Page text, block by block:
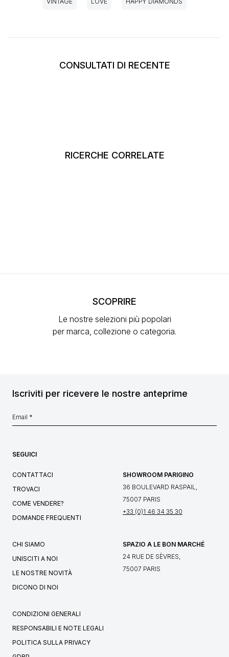
CONSULTATI DI RECENTE
RICERCHE CORRELATE
SCOPRIRE
Le nostre selezioni più popolari
per marca, collezione o categoria.
Iscriviti per ricevere le nostre anteprime
SEGUICI
CONTATTACI
TROVACI
COME VENDERE?
DOMANDE FREQUENTI
SHOWROOM PARIGINO
36 BOULEVARD RASPAIL,
75007 PARIS
+33 (0)1 46 34 35 30
CHI SIAMO
UNISCITI A NOI
LE NOSTRE NOVITÀ
DICONO DI NOI
SPAZIO A LE BON MARCHÉ
24 RUE DE SÈVRES,
75007 PARIS
CONDIZIONI GENERALI
RESPONSABILI E NOTE LEGALI
POLITICA SULLA PRIVACY